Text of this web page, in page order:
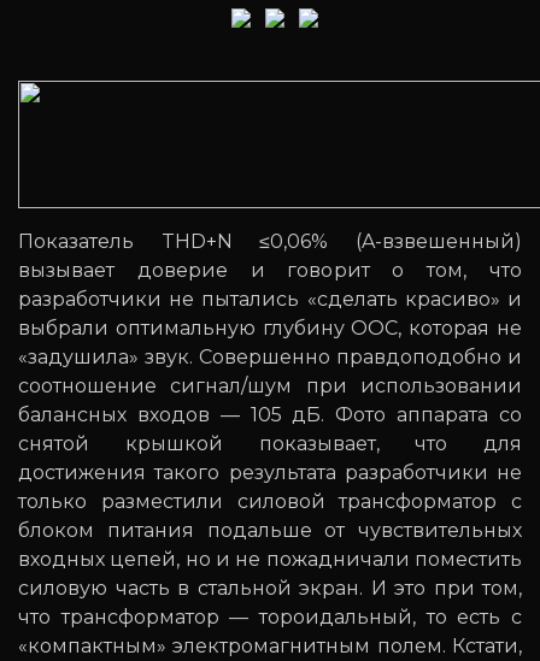
Показатель THD+N ≤0,06% (A-взвешенный)
вызывает доверие и говорит о том, что
разработчики не пытались «сделать красиво» и
выбрали оптимальную глубину ООС, которая не
«задушила» звук. Совершенно правдоподобно и
соотношение сигнал/шум при использовании
балансных входов — 105 дБ. Фото аппарата со
снятой крышкой показывает, что для
достижения такого результата разработчики не
только разместили силовой трансформатор с
блоком питания подальше от чувствительных
входных цепей, но и не пожадничали поместить
силовую часть в стальной экран. И это при том,
что трансформатор — тороидальный, то есть с
«компактным» электромагнитным полем. Кстати,